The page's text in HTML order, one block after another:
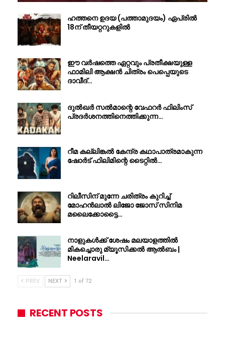
ഹത്തനെ ഉദയ (പത്താമുദയം) ഏപ്രിൽ
18ന് തീയറ്ററുകളിൽ
ഈ വർഷത്തെ ഏറ്റവും പ്രതീക്ഷയുള്ള
ഫാമിലി ആക്ഷൻ ചിത്രം പെപ്പെയുടെ
ദാവീദ്…
ദുൽഖർ സൽമാന്റെ വേഫറർ ഫിലിംസ്
പ്രദർശനത്തിനെത്തിക്കുന്ന…
റീമ കല്ലിങ്കൽ കേന്ദ്ര കഥാപാത്രമാകുന്ന
ഷോർട് ഫിലിമിന്റെ ടൈറ്റിൽ…
റിലീസിന് മുന്നേ ചരിത്രം കുറിച്ച്
മോഹൻലാൽ ലിജോ ജോസ് സിനിമ
മലൈക്കോട്ടൈ…
നാളുകൾക്ക് ശേഷം മലയാളത്തിൽ
മികച്ചൊരു മ്യൂസിക്കൽ ആൽബം |
Neelaravil…
PREV NEXT 1 of 72
RECENT POSTS